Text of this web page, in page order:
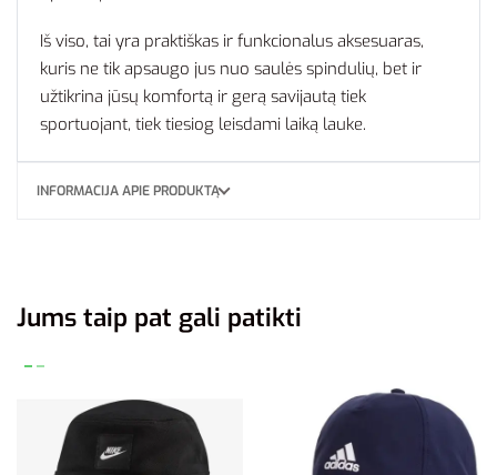
Iš viso, tai yra praktiškas ir funkcionalus aksesuaras,
kuris ne tik apsaugo jus nuo saulės spindulių, bet ir
užtikrina jūsų komfortą ir gerą savijautą tiek
sportuojant, tiek tiesiog leisdami laiką lauke.
INFORMACIJA APIE PRODUKTĄ
Jums taip pat gali patikti